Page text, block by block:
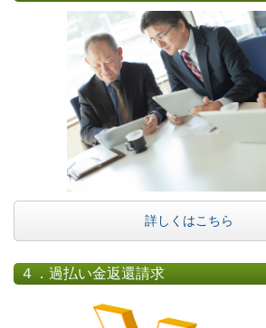
詳しくはこちら
４．過払い金返還請求